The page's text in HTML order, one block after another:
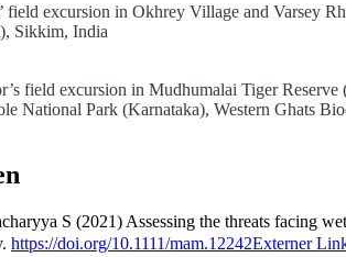
field excursion in Okhrey Village and Varsey
Sikkim, India
field excursion in Mudhumalai Tiger
National Park (Karnataka), Western Ghats
S (2021) Assessing the threats facing
https://doi.org/10.1111/mam.12242Externer